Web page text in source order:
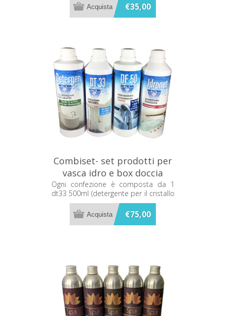
€35,00
Combiset- set prodotti per
vasca idro e box doccia
Metacril C081
Ogni confezione è composta da 1
dt33 500ml (detergente per il cristallo
del box doccia) e 1 df50 500ml.
(disincrostante per superfici acriliche
e parti cromate), 1 detergen 500ml.
€75,00